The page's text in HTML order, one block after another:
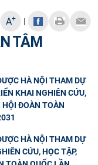
A+ |
TÂM
HÀ NỘI THAM DỰ
KHAI NGHIÊN CỨU,
HỘI ĐOÀN TOÀN
HÀ NỘI THAM DỰ
CỨU, HỌC TẬP,